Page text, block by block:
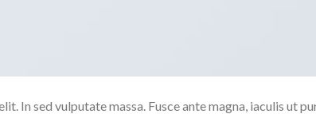
In sed vulputate massa. Fusce ante magna, iaculis ut